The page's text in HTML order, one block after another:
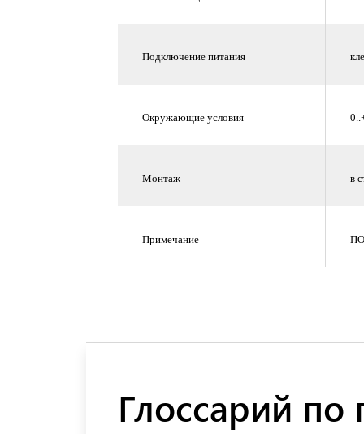
Подключение питания
Окружающие условия
Монтаж в
Примечание ПО
Глоссарий по